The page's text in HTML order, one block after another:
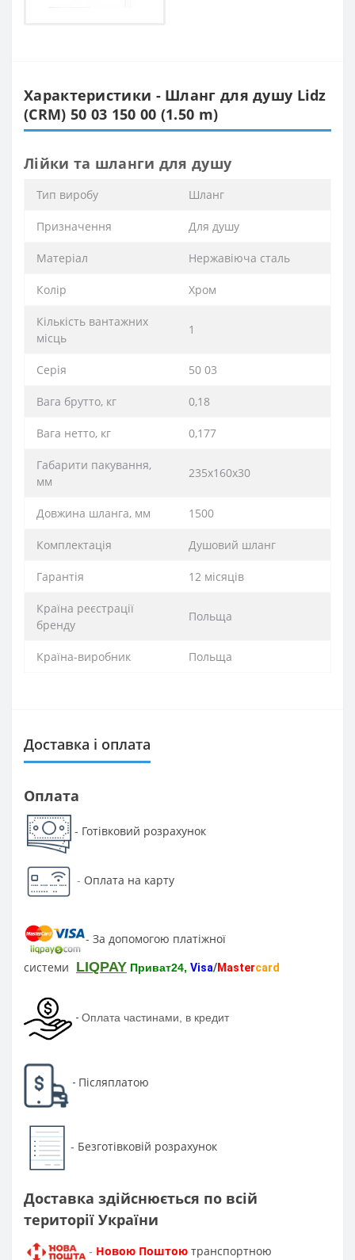
Характеристики - Шланг для душу Lidz
(CRM) 50 03 150 00 (1.50 m)
Лійки та шланги для душу
Тип виробу Шланг
Призначення Для душу
Матеріал Нержавіюча сталь
Колір Хром
Кількість вантажних
місць
1
Серія 50 03
Вага брутто, кг 0,18
Вага нетто, кг 0,177
Габарити пакування,
мм
235х160х30
Довжина шланга, мм 1500
Комплектація Душовий шланг
Гарантія 12 місяців
Країна реєстрації
бренду
Польща
Країна-виробник Польща
Доставка і оплата
Оплата
- Готівковий розрахунок
- Оплата на карту
- За допомогою платіжної
системи LIQPAY Приват24, Visa/Mastercard
- Оплата частинами, в кредит
- Післяплатою
- Безготівковій розрахунок
Доставка здійснюється по всій
території України
- Новою Поштою транспортною